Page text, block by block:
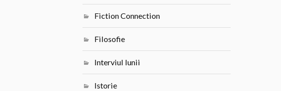
Fiction Connection
Filosofie
Interviul lunii
Istorie